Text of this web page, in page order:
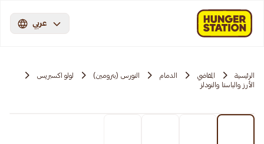
عربي
الرئيسية المقاضي الدمام النورس (بترومين)
لولو اكسبريس
الأرز والباستا والنودلز